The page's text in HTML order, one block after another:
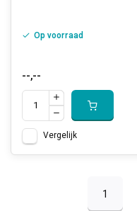
Op voorraad
--,--
Vergelijk
1